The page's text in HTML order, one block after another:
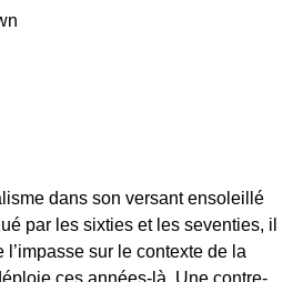
dans son versant ensoleillé
par les sixties et les seventies, il
sur le contexte de la
ces années-là. Une contre-